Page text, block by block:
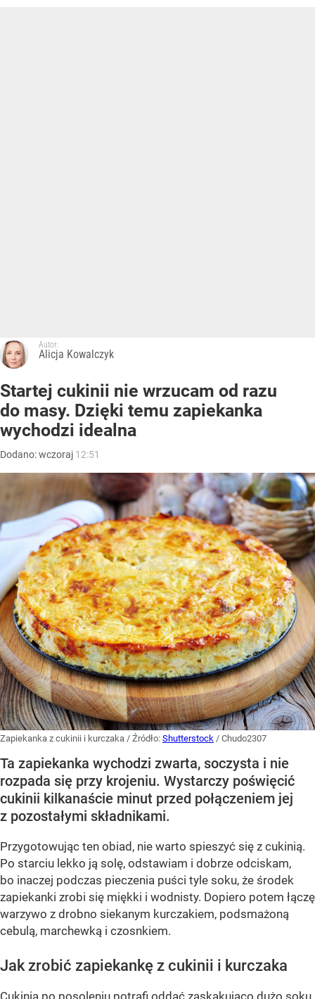
Autor:
Alicja Kowalczyk
Startej cukinii nie wrzucam od razu
do masy. Dzięki temu zapiekanka
wychodzi idealna
Dodano:wczoraj 12:51
Zapiekanka z cukinii i kurczaka / Źródło: Shutterstock / Chudo2307
Ta zapiekanka wychodzi zwarta, soczysta i nie
rozpada się przy krojeniu. Wystarczy poświęcić
cukinii kilkanaście minut przed połączeniem jej
z pozostałymi składnikami.
Przygotowując ten obiad, nie warto spieszyć się z cukinią.
Po starciu lekko ją solę, odstawiam i dobrze odciskam,
bo inaczej podczas pieczenia puści tyle soku, że środek
zapiekanki zrobi się miękki i wodnisty. Dopiero potem łączę
warzywo z drobno siekanym kurczakiem, podsmażoną
cebulą, marchewką i czosnkiem.
Jak zrobić zapiekankę z cukinii i kurczaka